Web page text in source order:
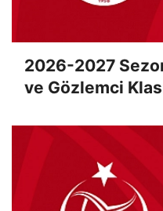
2026-2027
ve Gözlemci